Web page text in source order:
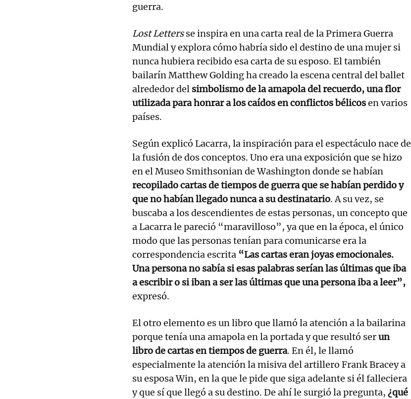
guerra.
Lost Lettersse inspira en una carta real de la Primera Guerra
Mundial y explora cómo habría sido el destino de una mujer si
nunca hubiera recibido esa carta de su esposo. El también
bailarín Matthew Golding ha creado la escena central del ballet
alrededor del simbolismo de la amapola del recuerdo, una flor
utilizada para honrar a los caídos en conflictos bélicosen varios
países.
Según explicó Lacarra, la inspiración para el espectáculo nace de
la fusión de dos conceptos. Uno era una exposición que se hizo
en el Museo Smithsonian de Washington donde se habían
recopilado cartas de tiempos de guerra que se habían perdido y
que no habían llegado nunca a su destinatario. A su vez, se
buscaba a los descendientes de estas personas, un concepto que
a Lacarra le pareció “maravilloso”, ya que en la época, el único
modo que las personas tenían para comunicarse era la
correspondencia escrita “Las cartas eran joyas emocionales.
Una persona no sabía si esas palabras serían las últimas que iba
a escribir o si iban a ser las últimas que una persona iba a leer”,
expresó.
El otro elemento es un libro que llamó la atención a la bailarina
porque tenía una amapola en la portada y que resultó serun
libro de cartas en tiempos de guerra. En él, le llamó
especialmente la atención la misiva del artillero Frank Bracey a
su esposa Win, en la que le pide que siga adelante si él falleciera
y que sí que llegó a su destino. De ahí le surgió la pregunta, ¿qué